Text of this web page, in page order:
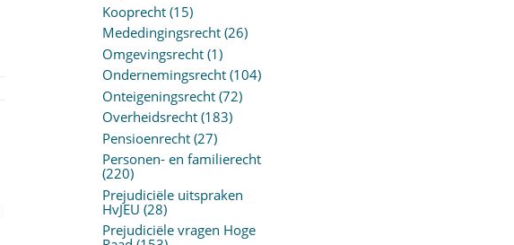
Kooprecht(15)
Mededingingsrecht(26)
Omgevingsrecht(1)
Ondernemingsrecht(104)
Onteigeningsrecht(72)
Overheidsrecht(183)
Pensioenrecht(27)
Personen- en familierecht
(220)
Prejudiciële uitspraken
HvJEU (28)
Prejudiciële vragen Hoge